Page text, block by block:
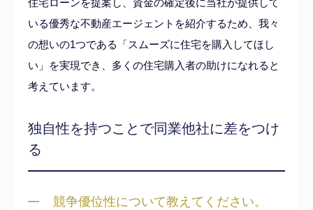
住宅ローンを提案し、資金の確定後に当社が提供して
いる優秀な不動産エージェントを紹介するため、我々
の想いの1つである「スムーズに住宅を購入してほし
い」を実現でき、多くの住宅購入者の助けになれると
考えています。
独自性を持つことで同業他社に差をつけ
る
競争優位性について教えてください。